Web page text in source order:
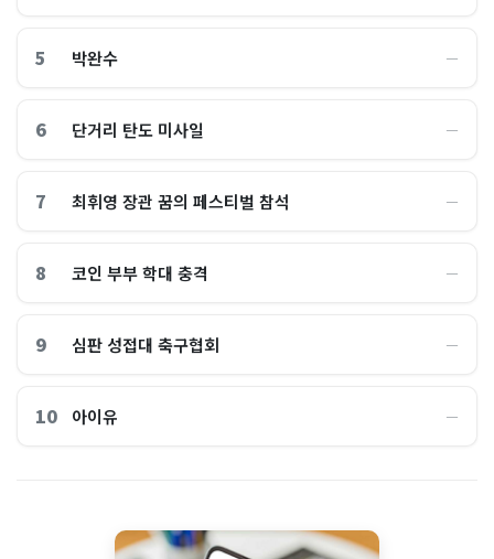
5 박완수 ―
6 단거리 탄도 미사일 ―
7 최휘영 장관 꿈의 페스티벌 참석 ―
8 코인 부부 학대 충격 ―
9 심판 성접대 축구협회 ―
10 아이유 ―